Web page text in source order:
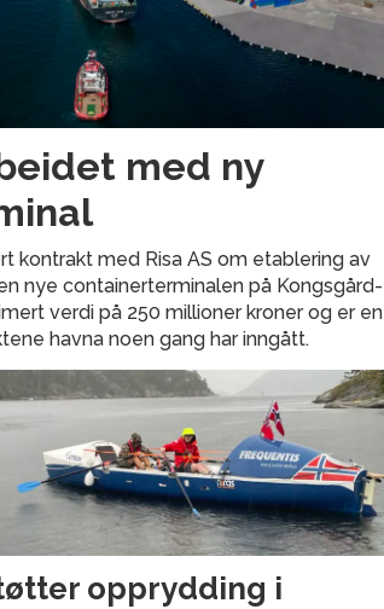
med ny
kontrakt med Risa AS om etablering av
nye containerterminalen på Kongsgård-
verdi på 250 millioner kroner og er en
havna noen gang har inngått.
opprydding i